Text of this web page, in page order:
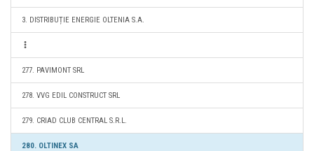
3. DISTRIBUȚIE ENERGIE OLTENIA S.A.
277. PAVIMONT SRL
278. VVG EDIL CONSTRUCT SRL
279. CRIAD CLUB CENTRAL S.R.L.
280. OLTINEX SA